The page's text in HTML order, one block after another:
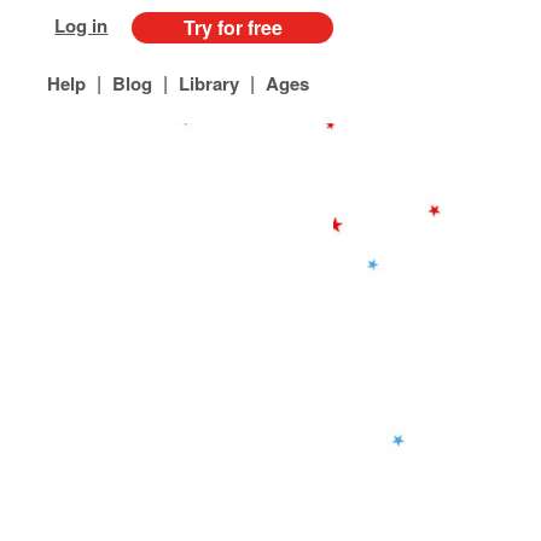
Log in Try for free
Help | Blog | Library | Ages